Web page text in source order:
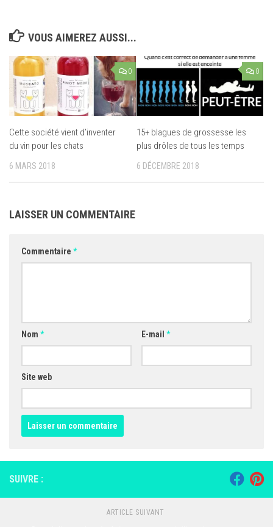
VOUS AIMEREZ AUSSI...
0
Cette société vient d’inventer
du vin pour les chats
6 MARS 2018
0
15+ blagues de grossesse les
plus drôles de tous les temps
6 DÉCEMBRE 2018
LAISSER UN COMMENTAIRE
Commentaire *
Nom * E-mail *
Site web
SUIVRE :
ARTICLE SUIVANT